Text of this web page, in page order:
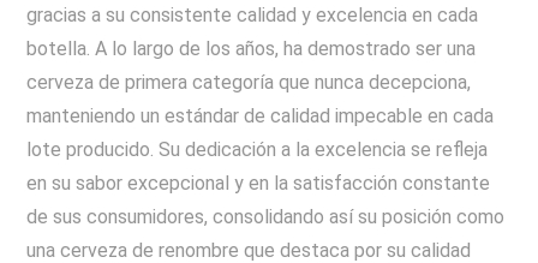
gracias a su consistente calidad y excelencia en cada
botella. A lo largo de los años, ha demostrado ser una
cerveza de primera categoría que nunca decepciona,
manteniendo un estándar de calidad impecable en cada
lote producido. Su dedicación a la excelencia se refleja
en su sabor excepcional y en la satisfacción constante
de sus consumidores, consolidando así su posición como
una cerveza de renombre que destaca por su calidad